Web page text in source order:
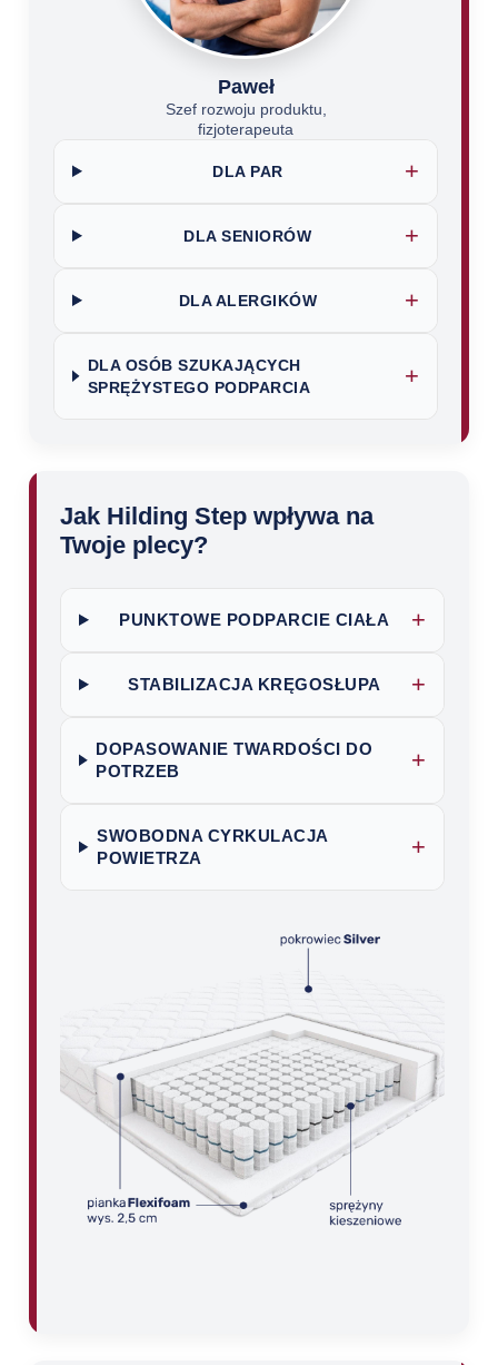
Paweł
Szef rozwoju produktu,
fizjoterapeuta
DLA PAR +
DLA SENIORÓW +
DLA ALERGIKÓW +
DLA OSÓB SZUKAJĄCYCH
SPRĘŻYSTEGO PODPARCIA
+
Jak Hilding Step wpływa na
Twoje plecy?
PUNKTOWE PODPARCIE CIAŁA +
STABILIZACJA KRĘGOSŁUPA +
DOPASOWANIE TWARDOŚCI DO
POTRZEB
+
SWOBODNA CYRKULACJA
POWIETRZA
+